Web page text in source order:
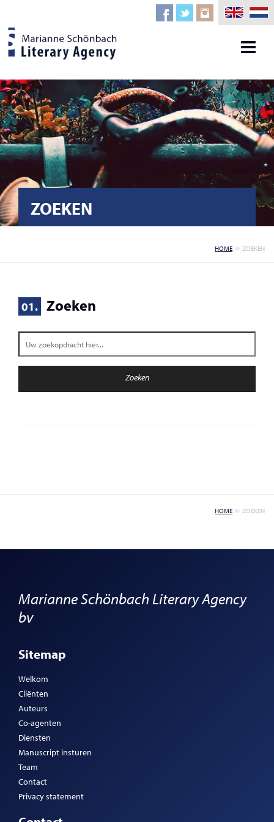
ZOEKEN
HOME ZOEKEN
01. Zoeken
HOME ZOEKEN
Marianne Schönbach Literary Agency
bv
Sitemap
Welkom
Cliënten
Auteurs
Co-agenten
Diensten
Manuscript insturen
Team
Contact
Privacy statement